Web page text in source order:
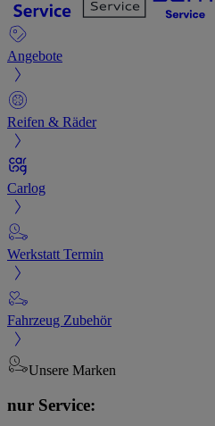
Angebote
Reifen & Räder
Carlog
Werkstatt Termin
Fahrzeug Zubehör
Unsere Marken
nur Service: